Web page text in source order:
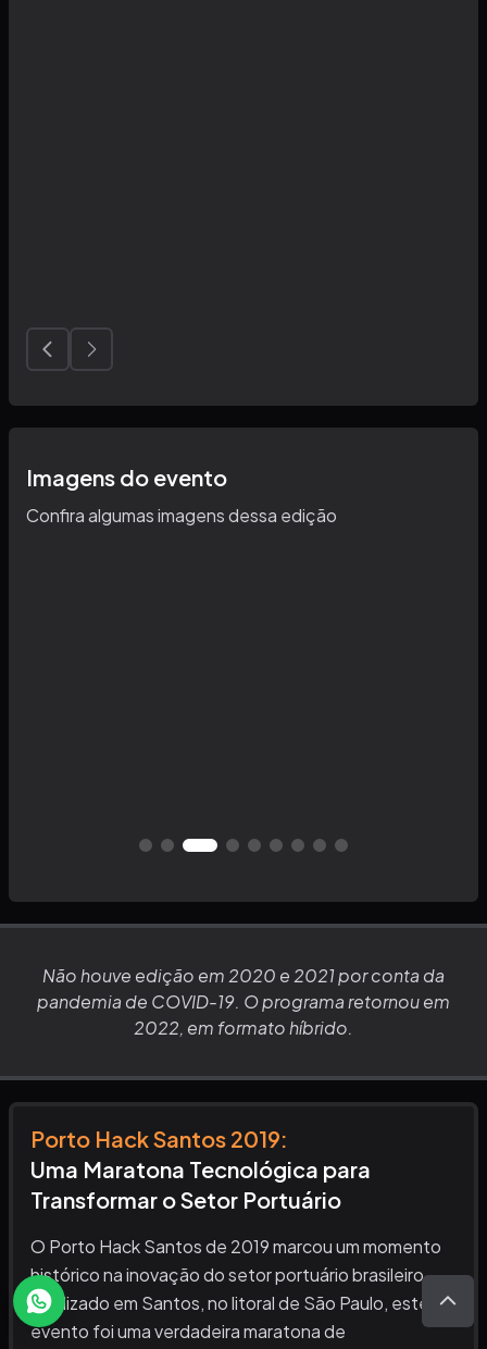
Imagens do evento
Confira algumas imagens dessa edição
Não houve edição em 2020 e 2021 por conta da
pandemia de COVID-19. O programa retornou em
2022, em formato híbrido.
Porto Hack Santos 2019:
Uma Maratona Tecnológica para
Transformar o Setor Portuário
O Porto Hack Santos de 2019 marcou um momento
histórico na inovação do setor portuário brasileiro.
Realizado em Santos, no litoral de São Paulo, este
evento foi uma verdadeira maratona de